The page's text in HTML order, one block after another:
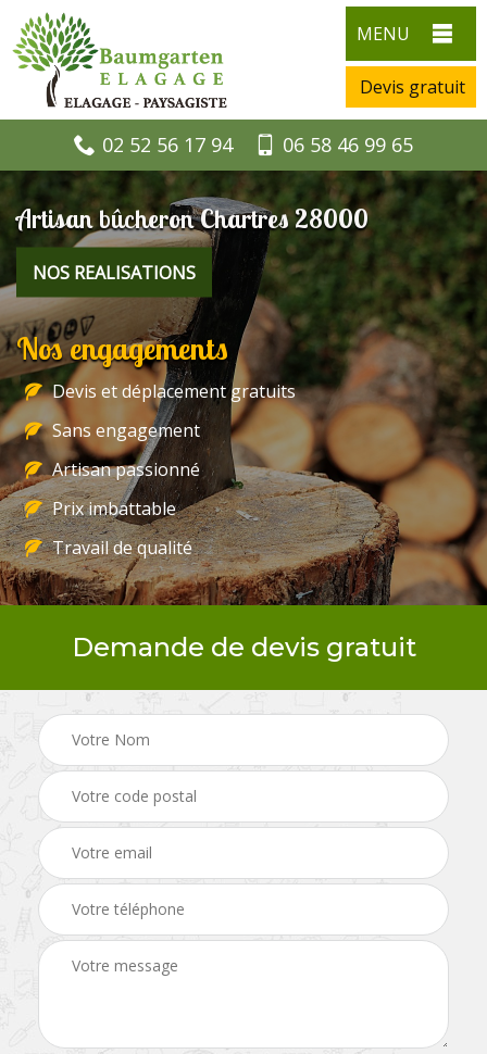
MENU
Devis gratuit
02 52 56 17 94 06 58 46 99 65
Artisan bûcheron Chartres 28000
NOS REALISATIONS
Nos engagements
Devis et déplacement gratuits
Sans engagement
Artisan passionné
Prix imbattable
Travail de qualité
Demande de devis gratuit